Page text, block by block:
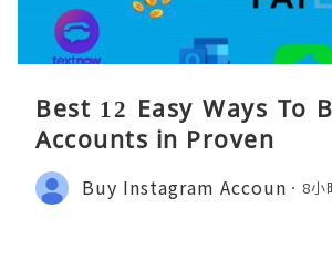
Best 12 Easy Ways To
Accounts in Proven
Buy Instagram Accoun 8小